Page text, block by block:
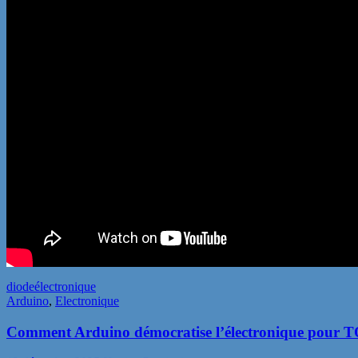
diodeélectronique
Arduino, Electronique
Comment Arduino démocratise l’électronique pour